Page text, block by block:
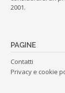
2001.
PAGINE
Contatti
Privacy e cookie